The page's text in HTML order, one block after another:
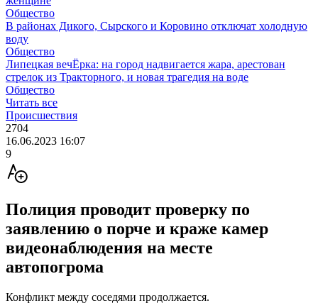
Общество
В районах Дикого, Сырского и Коровино отключат холодную
воду
Общество
Липецкая вечЁрка: на город надвигается жара, арестован
стрелок из Тракторного, и новая трагедия на воде
Общество
Читать все
Происшествия
2704
16.06.2023 16:07
9
Полиция проводит проверку по
заявлению о порче и краже камер
видеонаблюдения на месте
автопогрома
Конфликт между соседями продолжается.